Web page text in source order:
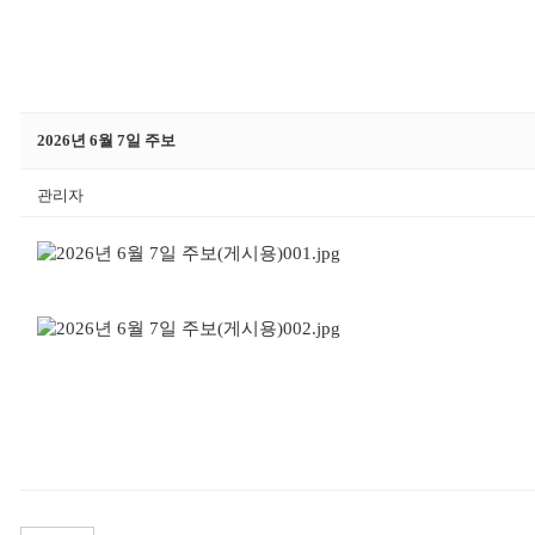
2026년 6월 7일 주보
관리자